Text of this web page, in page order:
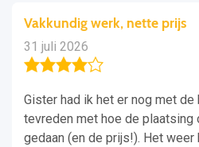
Vakkundig werk, nette prijs
31 juli 2026
Gister had ik het er nog met de
tevreden met hoe de plaatsing
gedaan (en de prijs!). Het